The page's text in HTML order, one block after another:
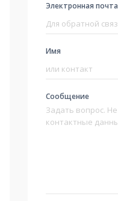
Электронная почта
Имя
Сообщение